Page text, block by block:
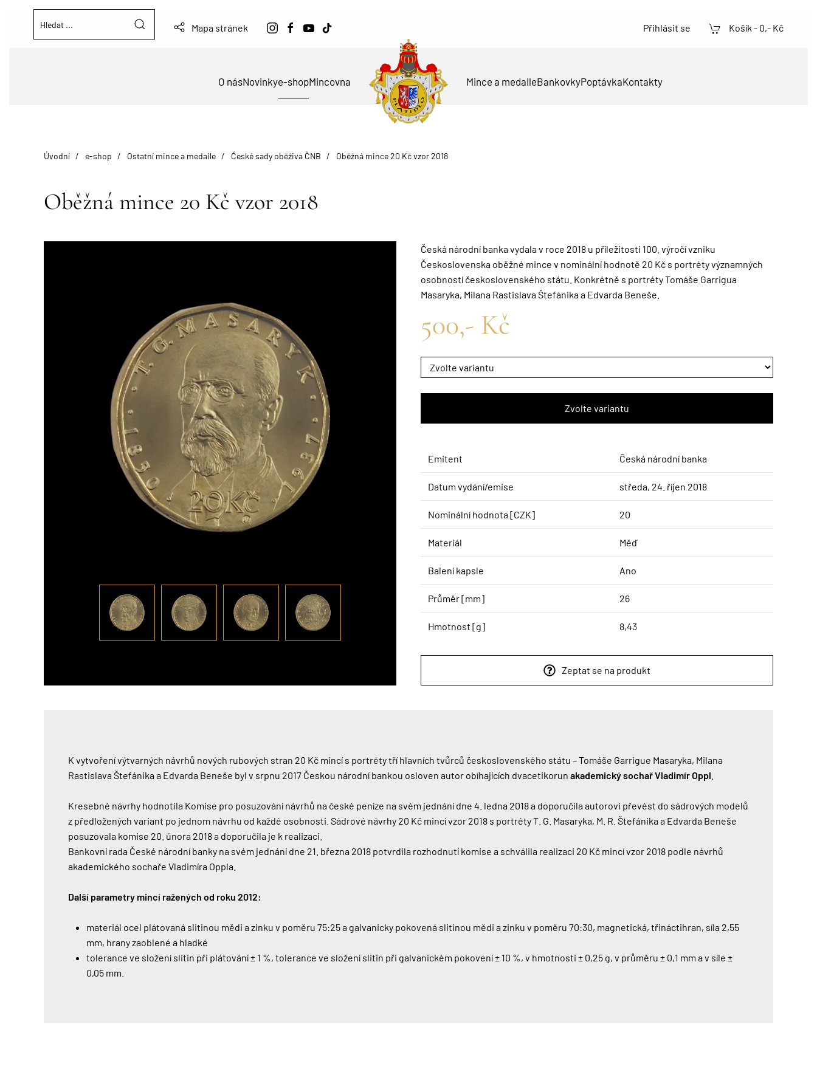
Mapa stránek Přihlásit se Košík - 0,- Kč
O násNovinkye-shopMincovna Mince a medaileBankovkyPoptávkaKontakty
Úvodní e-shop Ostatní mince a medaile České sady oběživa ČNB Oběžná mince 20 Kč vzor 2018
Oběžná mince 20 Kč vzor 2018
Česká národní banka vydala v roce 2018 u příležitosti 100. výročí vzniku
Československa oběžné mince v nominální hodnotě 20 Kč s portréty významných
osobností československého státu. Konkrétně s portréty Tomáše Garrigua
Masaryka, Milana Rastislava Štefánika a Edvarda Beneše.
500,- Kč
Emitent Česká národní banka
Datum vydání/emise středa, 24. říjen 2018
Nominální hodnota [CZK] 20
Materiál Měď
Balení kapsle Ano
Průměr [mm] 26
Hmotnost [g] 8,43
Zeptat se na produkt
K vytvoření výtvarných návrhů nových rubových stran 20 Kč mincí s portréty tří hlavních tvůrců československého státu – Tomáše Garrigue Masaryka, Milana
Rastislava Štefánika a Edvarda Beneše byl v srpnu 2017 Českou národní bankou osloven autor obíhajících dvacetikorun akademický sochař Vladimír Oppl
Kresebné návrhy hodnotila Komise pro posuzování návrhů na české peníze na svém jednání dne 4. ledna 2018 a doporučila autorovi převést do sádrových modelů
z předložených variant po jednom návrhu od každé osobnosti. Sádrové návrhy 20 Kč mincí vzor 2018 s portréty T. G. Masaryka, M. R. Štefánika a Edvarda Beneše
posuzovala komise 20. února 2018 a doporučila je k realizaci.
Bankovní rada České národní banky na svém jednání dne 21. března 2018 potvrdila rozhodnutí komise a schválila realizaci 20 Kč mincí vzor 2018 podle návrhů
akademického sochaře Vladimíra Oppla.
Další parametry mincí ražených od roku 2012:
materiál ocel plátovaná slitinou mědi a zinku v poměru 75:25 a galvanicky pokovená slitinou mědi a zinku v poměru 70:30, magnetická, třináctihran, síla 2,55
mm, hrany zaoblené a hladké
tolerance ve složení slitin při plátování ± 1 %, tolerance ve složení slitin při galvanickém pokovení ± 10 %, v hmotnosti ± 0,25 g, v průměru ± 0,1 mm a v síle ±
0,05 mm.